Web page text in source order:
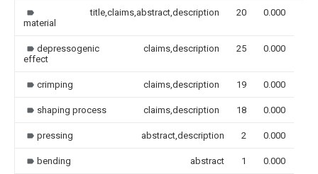
material
title,claims,abstract,description 20 0.000
depressogenic
effect
claims,description 25 0.000
crimping claims,description 19 0.000
shaping process claims,description 18 0.000
pressing abstract,description 2 0.000
bending abstract 1 0.000